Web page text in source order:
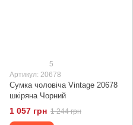
5
Артикул: 20678
Сумка чоловіча Vintage 20678
шкіряна Чорний
1 057 грн 1 244 грн